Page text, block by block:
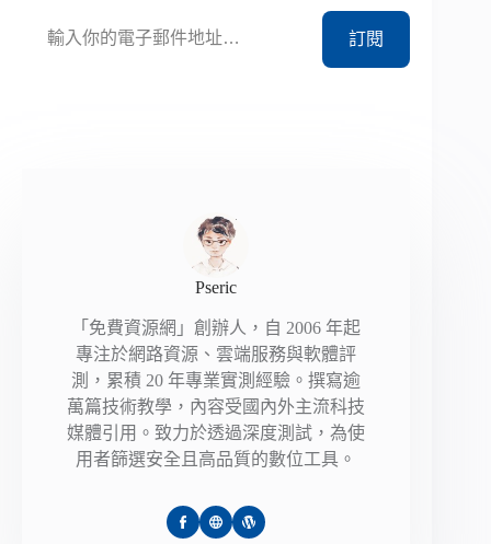
訂閱
Pseric
「免費資源網」創辦人，自 2006 年起
專注於網路資源、雲端服務與軟體評
測，累積 20 年專業實測經驗。撰寫逾
萬篇技術教學，內容受國內外主流科技
媒體引用。致力於透過深度測試，為使
用者篩選安全且高品質的數位工具。